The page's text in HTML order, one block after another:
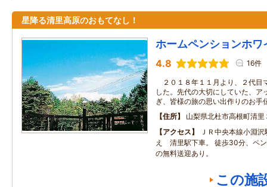
星降る清里高原のおもてなし！
ホームペンションホワ
4.8 16件
２０１８年１１月より、２代目
した。先代の大切にしていた、ア
ぎ、皆様の旅の思い出作りのお手
住所
山梨県北杜市高根町清里
アクセス
ＪＲ中央本線小淵
え 清里駅下車。 徒歩30分、ペ
の無料送迎あり。
この施